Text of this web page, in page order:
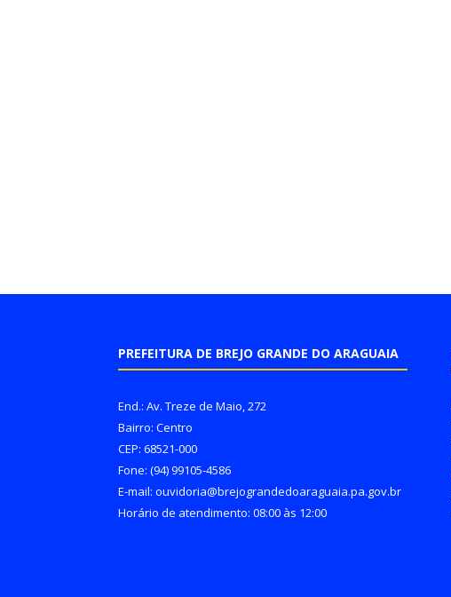
PREFEITURA DE BREJO GRANDE DO ARAGUAIA
End.: Av. Treze de Maio, 272
Bairro: Centro
CEP: 68521-000
Fone: (94) 99105-4586
E-mail: ouvidoria@brejograndedoaraguaia.pa.gov.br
Horário de atendimento: 08:00 às 12:00